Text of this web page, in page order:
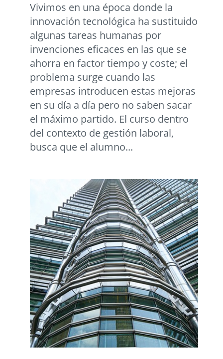
Vivimos en una época donde la
innovación tecnológica ha sustituido
algunas tareas humanas por
invenciones eficaces en las que se
ahorra en factor tiempo y coste; el
problema surge cuando las
empresas introducen estas mejoras
en su día a día pero no saben sacar
el máximo partido. El curso dentro
del contexto de gestión laboral,
busca que el alumno...